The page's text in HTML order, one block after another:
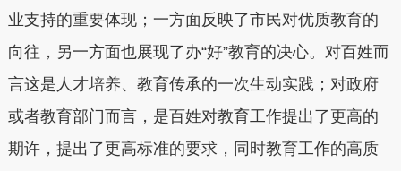
业支持的重要体现；一方面反映了市民对优质教育的
向往，另一方面也展现了办“好”教育的决心。对百姓而
言这是人才培养、教育传承的一次生动实践；对政府
或者教育部门而言，是百姓对教育工作提出了更高的
期许，提出了更高标准的要求，同时教育工作的高质